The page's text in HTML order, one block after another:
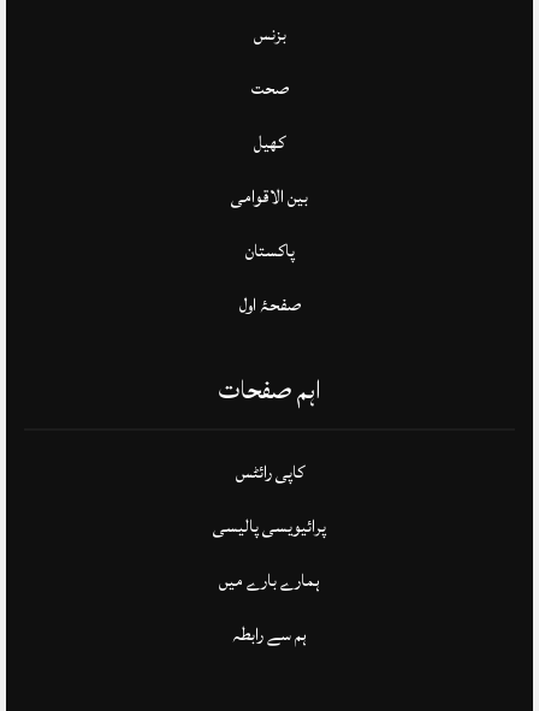
بزنس
صحت
کھیل
بین الاقوامی
پاکستان
صفحۂ اول
اہم صفحات
کاپی رائٹس
پرائیویسی پالیسی
ہمارے بارے میں
ہم سے رابطہ